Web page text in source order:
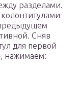
разделами.
Сняв
для первой
нажимаем: